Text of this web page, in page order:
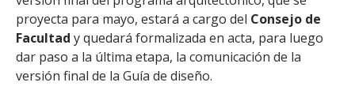
proyecta para mayo, estará a cargo del Consejo de
Facultad y quedará formalizada en acta, para luego
dar paso a la última etapa, la comunicación de la
versión final de la Guía de diseño.